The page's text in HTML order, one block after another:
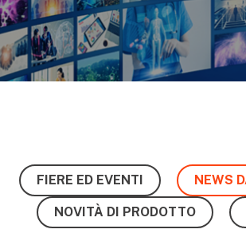
FIERE ED EVENTI NEWS
NOVITÀ DI PRODOTTO